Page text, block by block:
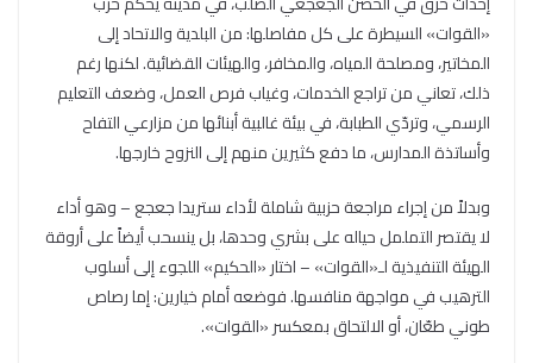
«القوات» السيطرة على كل مفاصلها: من البلدية والاتحاد إلى
المخاتير، ومصلحة المياه، والمخافر، والهيئات القضائية. لكنها رغم
ذلك، تعاني من تراجع الخدمات، وغياب فرص العمل، وضعف التعليم
الرسمي، وتردّي الطبابة، في بيئة غالبية أبنائها من مزارعي التفاح
وأساتذة المدارس، ما دفع كثيرين منهم إلى النزوح خارجها.
وبدلاً من إجراء مراجعة حزبية شاملة لأداء ستريدا جعجع – وهو أداء
لا يقتصر التململ حياله على بشري وحدها، بل ينسحب أيضاً على أروقة
الهيئة التنفيذية لـ«القوات» – اختار «الحكيم» اللجوء إلى أسلوب
الترهيب في مواجهة منافسها. فوضعه أمام خيارين: إما رصاص
طوني طعّان، أو الالتحاق بمعكسر «القوات».